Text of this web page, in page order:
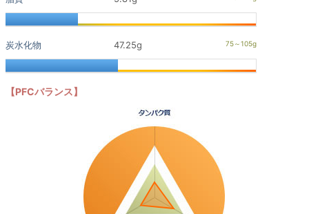
炭水化物 47.25g
【PFCバランス】